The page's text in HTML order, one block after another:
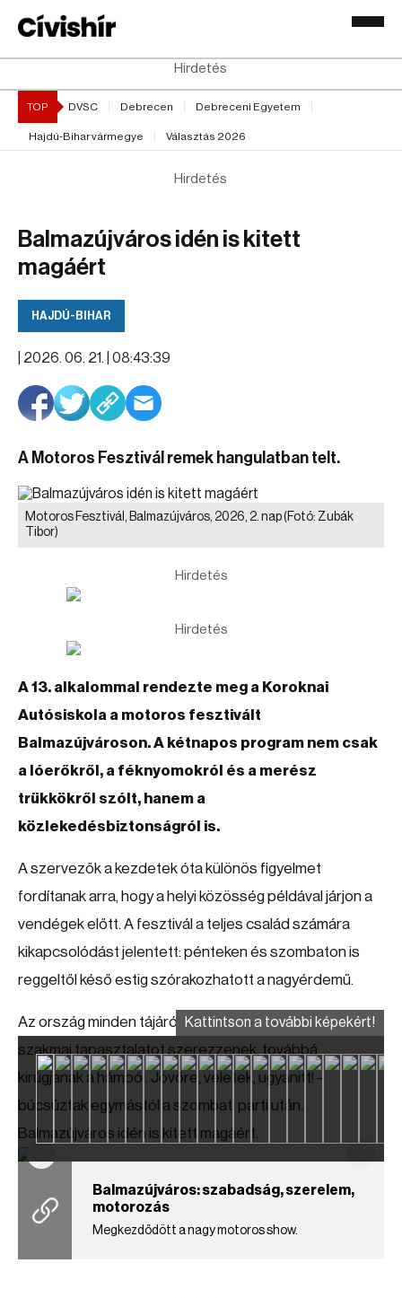
Hirdetés
TOP DVSC Debrecen Debreceni Egyetem
Hajdú-Bihar vármegye Választás 2026
Hirdetés
Balmazújváros idén is kitett
magáért
HAJDÚ-BIHAR
2026. 06. 21. | 08:43:39
A Motoros Fesztivál remek hangulatban telt.
Motoros Fesztivál, Balmazújváros, 2026, 2. nap(Fotó: Zubák
Tibor)
Hirdetés
Hirdetés
A 13. alkalommal rendezte meg a Koroknai
Autósiskola a motoros fesztivált
Balmazújvároson. A kétnapos program nem csak
a lóerőkről, a féknyomokról és a merész
trükkökről szólt, hanem a
közlekedésbiztonságról is.
A szervezők a kezdetek óta különös figyelmet
fordítanak arra, hogy a helyi közösség példával járjon a
vendégek előtt. A fesztivál a teljes család számára
kikapcsolódást jelentett: pénteken és szombaton is
reggeltől késő estig szórakozhatott a nagyérdemű.
Az ország minden tájáról érkeztek motorosok, hogy
szakmai tapasztalatot szerezzenek, továbbá
kirúgjanak a hámból. Jövőre, veletek, ugyanitt! –
búcsúztak egymástól a szombati parti után.
Balmazújváros idén is kitett magáért.
Kattintson a további képekért!
Balmazújváros: szabadság, szerelem,
motorozás
Megkezdődött a nagy motoros show.